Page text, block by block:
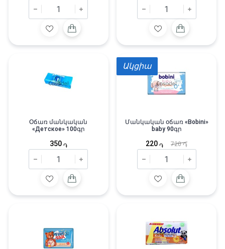
Օճառ մանկական
«Детское» 100գր
350 ֏
Մանկական օճառ «Bobini»
baby 90գր
220 ֏ 720֏
Ակցիա